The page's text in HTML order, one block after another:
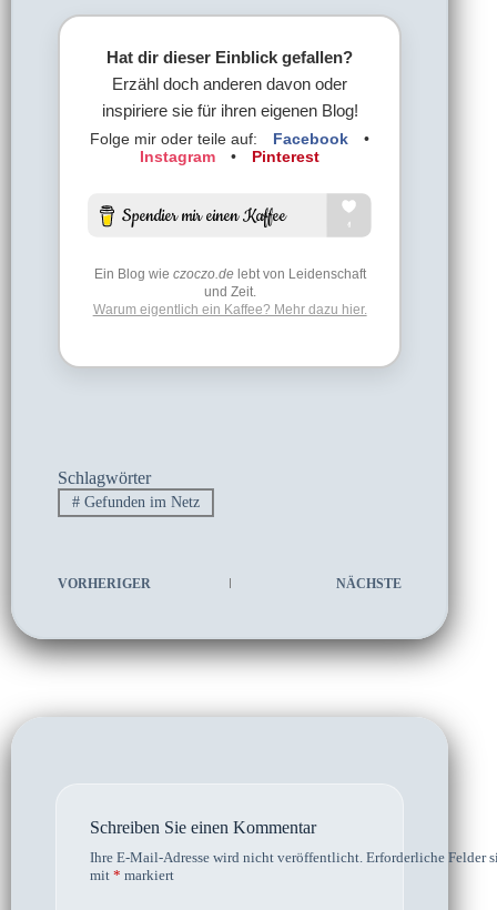
Hat dir dieser Einblick gefallen?
Erzähl doch anderen davon oder
inspiriere sie für ihren eigenen Blog!
Folge mir oder teile auf: Facebook
•
Instagram
• Pinterest
Ein Blog wie czoczo.delebt von Leidenschaft
und Zeit.
Warum eigentlich ein Kaffee? Mehr dazu hier.
Schlagwörter
#Gefunden im Netz
VORHERIGER NÄCHSTE
Schreiben Sie einen Kommentar
Ihre E-Mail-Adresse wird nicht veröffentlicht. Erforderliche Felder
mit * markiert